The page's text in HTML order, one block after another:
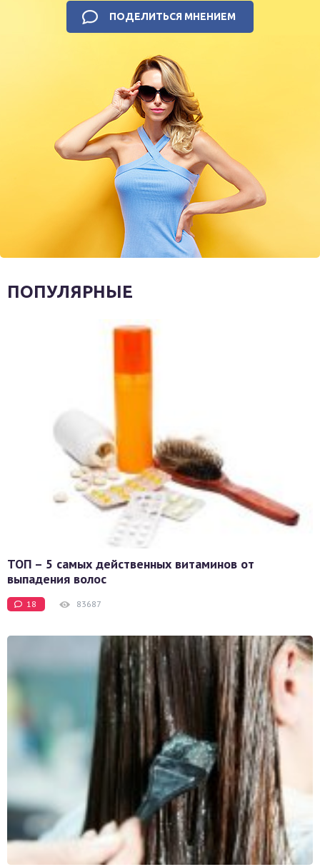
ПОДЕЛИТЬСЯ МНЕНИЕМ
ПОПУЛЯРНЫЕ
ТОП – 5 самых действенных витаминов от
выпадения волос
18 83687